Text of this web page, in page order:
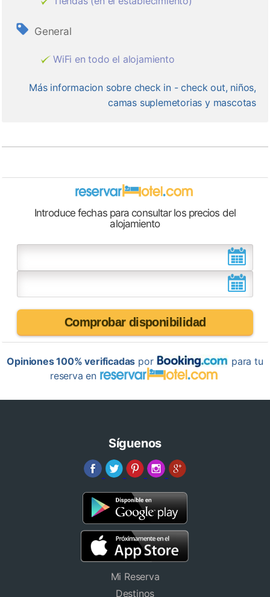
General
WiFi en todo el alojamiento
Más informacion sobre check in - check out, niños,
camas suplemetorias y mascotas
Introduce fechas para consultar los precios del
alojamiento
Comprobar disponibilidad
Opiniones 100% verificadas por
para tu
reserva en
Síguenos
Mi Reserva
Destinos